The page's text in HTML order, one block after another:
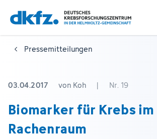
Zum
Hauptinhalt
springen
Zur
Fußzeile
springen
Pressemitteilungen
03.04.2017 von Koh | Nr. 19
Biomarker für Krebs im
Rachenraum